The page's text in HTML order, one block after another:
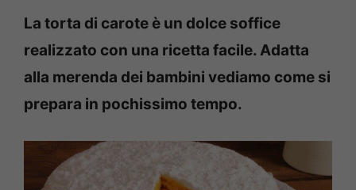
La torta di carote è un dolce soffice
realizzato con una ricetta facile. Adatta
alla merenda dei bambini vediamo come si
prepara in pochissimo tempo.